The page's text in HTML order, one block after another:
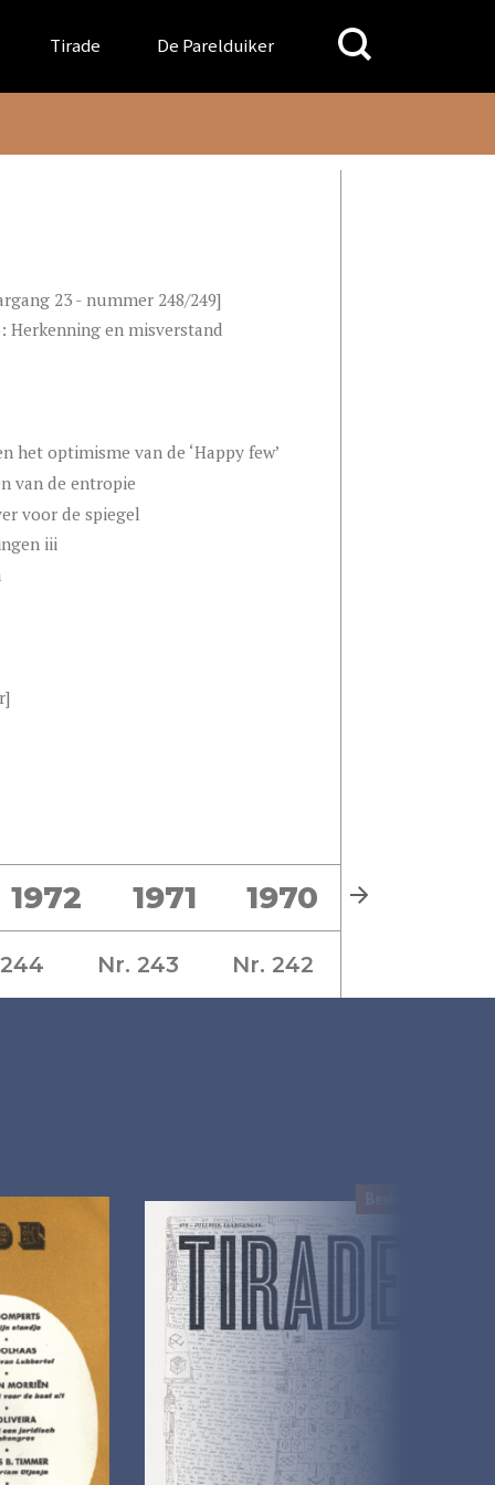
Tirade De Parelduiker
Search
for:
23 - nummer 248/249]
Herkenning en misverstand
het optimisme van de ‘Happy few’
van de entropie
voor de spiegel
iii
1972 1971 1970 1969
Nr. 243 Nr. 242
Bestel !